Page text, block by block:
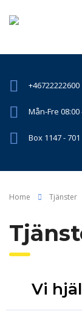
+46722222600
Mån-Fre
Box 1147 -
Home Tjänster
Vi